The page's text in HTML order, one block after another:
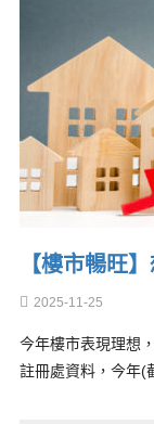
【樓市暢旺
2025-11-25
今年樓市表現理想
註冊處資料，今年